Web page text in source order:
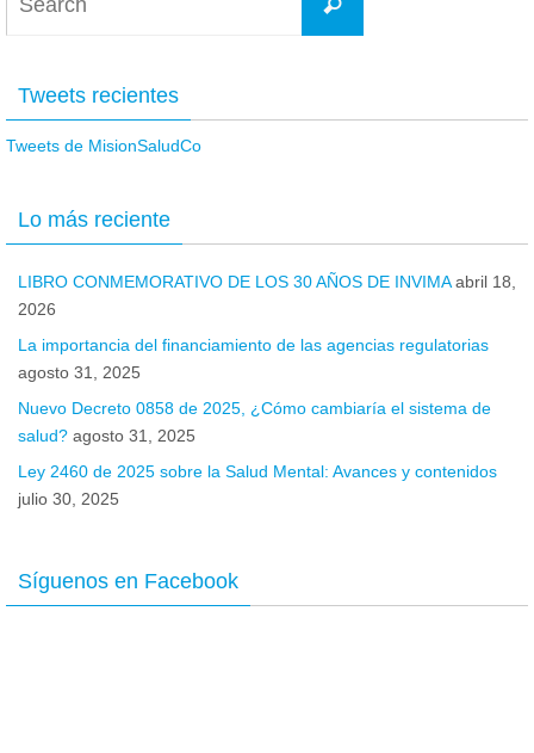
Tweets recientes
Tweets de MisionSaludCo
Lo más reciente
LIBRO CONMEMORATIVO DE LOS 30 AÑOS DE INVIMA abril 18,
2026
La importancia del financiamiento de las agencias regulatorias
agosto 31, 2025
Nuevo Decreto 0858 de 2025, ¿Cómo cambiaría el sistema de
salud? agosto 31, 2025
Ley 2460 de 2025 sobre la Salud Mental: Avances y contenidos
julio 30, 2025
Síguenos en Facebook